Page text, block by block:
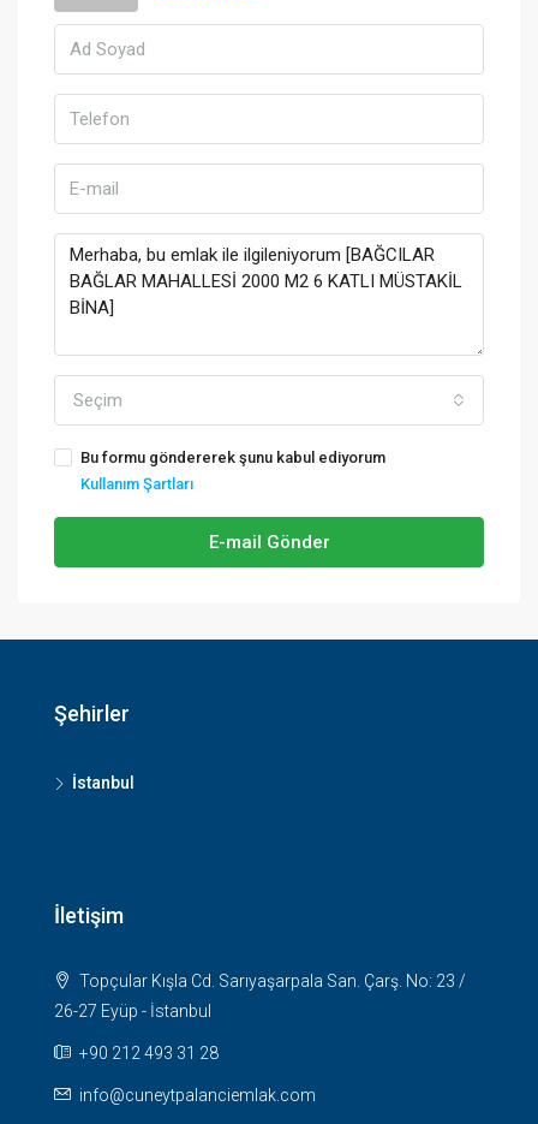
Seçim
Bu formu göndererek şunu kabul ediyorum
Kullanım Şartları
E-mail Gönder
Şehirler
İstanbul
İletişim
Topçular Kışla Cd. Sarıyaşarpala San. Çarş. No: 23 /
26-27 Eyüp - İstanbul
+90 212 493 31 28
info@cuneytpalanciemlak.com